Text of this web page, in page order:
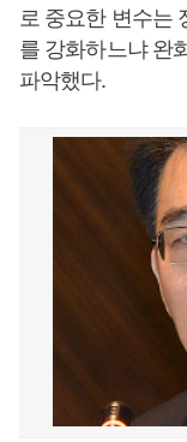
로 중요한 변수는
를 강화하느냐 완
파악했다.